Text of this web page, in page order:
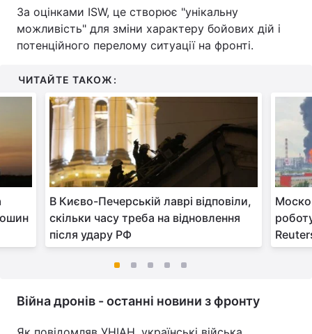
За оцінками ISW, це створює "унікальну
можливість" для зміни характеру бойових дій і
потенційного перелому ситуації на фронті.
ЧИТАЙТЕ ТАКОЖ:
В Києво-Печерській лаврі відповіли,
скільки часу треба на відновлення
після удару РФ
Війна дронів - останні новини з фронту